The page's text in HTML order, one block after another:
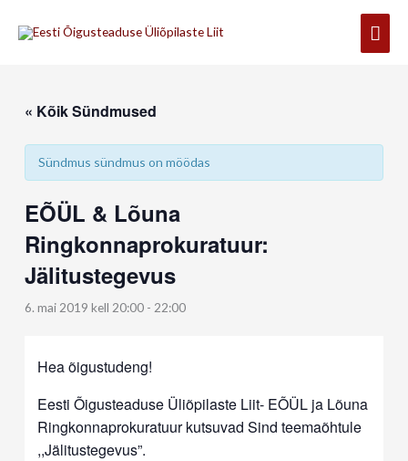
« Kõik Sündmused
Sündmus sündmus on möödas
EÕÜL & Lõuna
Ringkonnaprokuratuur:
Jälitustegevus
6. mai 2019 kell 20:00 -22:00
Hea õigustudeng!
Eesti Õigusteaduse Üliõpilaste Liit- EÕÜL ja Lõuna
Ringkonnaprokuratuur kutsuvad Sind teemaõhtule
,,Jälitustegevus”.